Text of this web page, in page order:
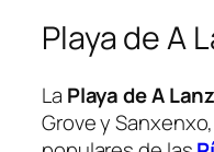
Playa de A
La Playa de A
Grove y